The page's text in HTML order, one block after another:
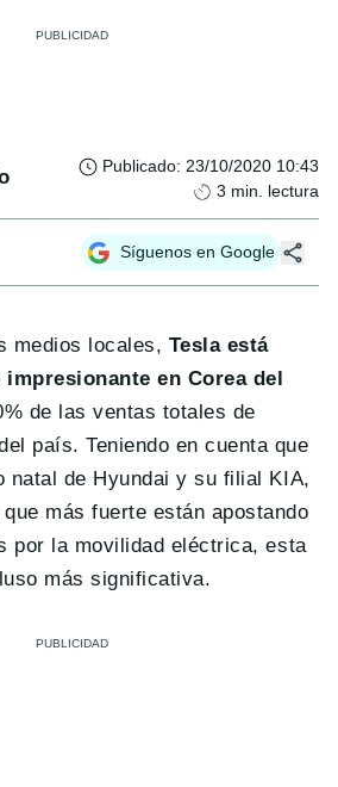
Publicado: 23/10/2020 10:43
3 min. lectura
Síguenos en Google
medios locales, Tesla está
en Corea del
de las ventas totales de
país. Teniendo en cuenta que
natal de Hyundai y su filial KIA,
más fuerte están apostando
por la movilidad eléctrica, esta
más significativa.